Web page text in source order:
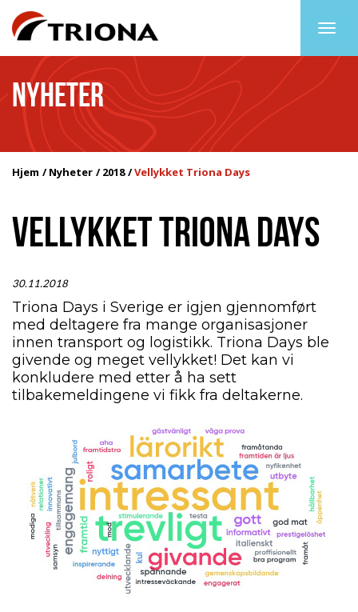
NYHETER
Hjem Nyheter 2018 Vellykket Triona Days
VELLYKKET TRIONA DAYS
30.11.2018
Triona Days i Sverige er igjen gjennomført
med deltagere fra mange organisasjoner
innen transport og logistikk. Triona Days ble
givende og meget vellykket! Det kan vi
konkludere med etter å ha sett
tilbakemeldingene vi fikk fra deltakerne.